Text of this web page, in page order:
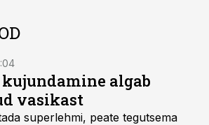
algab
vasikast
superlehmi, peate tegutsema